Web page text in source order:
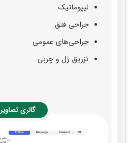
لیپوماتیک
جراحی فتق
جراحی‌های عمومی
تزریق ژل و چربی
گالری تصاویر